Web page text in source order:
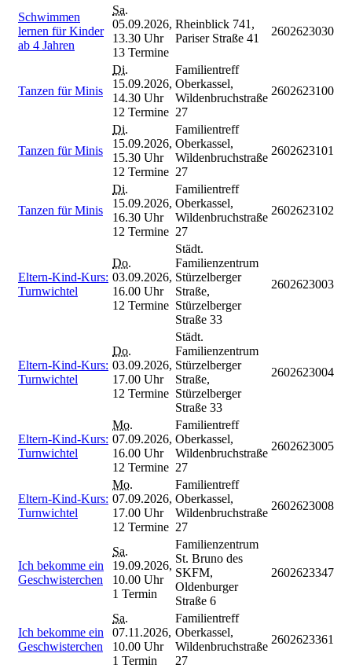
Schwimmen
lernen für Kinder
ab 4 Jahren
Sa.
05.09.2026,
13.30 Uhr
13 Termine
Rheinblick 741,
Pariser Straße 41
2602623030
Tanzen für Minis
Di.
15.09.2026,
14.30 Uhr
12 Termine
Familientreff
Oberkassel,
Wildenbruchstraße
27
2602623100
Tanzen für Minis
Di.
15.09.2026,
15.30 Uhr
12 Termine
Familientreff
Oberkassel,
Wildenbruchstraße
27
2602623101
Tanzen für Minis
Di.
15.09.2026,
16.30 Uhr
12 Termine
Familientreff
Oberkassel,
Wildenbruchstraße
27
2602623102
Eltern-Kind-Kurs:
Turnwichtel
Do.
03.09.2026,
16.00 Uhr
12 Termine
Städt.
Familienzentrum
Stürzelberger
Straße,
Stürzelberger
Straße 33
2602623003
Eltern-Kind-Kurs:
Turnwichtel
Do.
03.09.2026,
17.00 Uhr
12 Termine
Städt.
Familienzentrum
Stürzelberger
Straße,
Stürzelberger
Straße 33
2602623004
Eltern-Kind-Kurs:
Turnwichtel
Mo.
07.09.2026,
16.00 Uhr
12 Termine
Familientreff
Oberkassel,
Wildenbruchstraße
27
2602623005
Eltern-Kind-Kurs:
Turnwichtel
Mo.
07.09.2026,
17.00 Uhr
12 Termine
Familientreff
Oberkassel,
Wildenbruchstraße
27
2602623008
Ich bekomme ein
Geschwisterchen
Sa.
19.09.2026,
10.00 Uhr
1 Termin
Familienzentrum
St. Bruno des
SKFM,
Oldenburger
Straße 6
2602623347
Ich bekomme ein
Geschwisterchen
Sa.
07.11.2026,
10.00 Uhr
1 Termin
Familientreff
Oberkassel,
Wildenbruchstraße
27
2602623361